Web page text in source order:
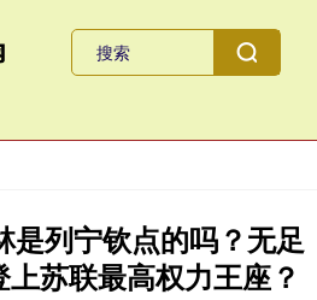
是列宁钦点的吗？无足
苏联最高权力王座？